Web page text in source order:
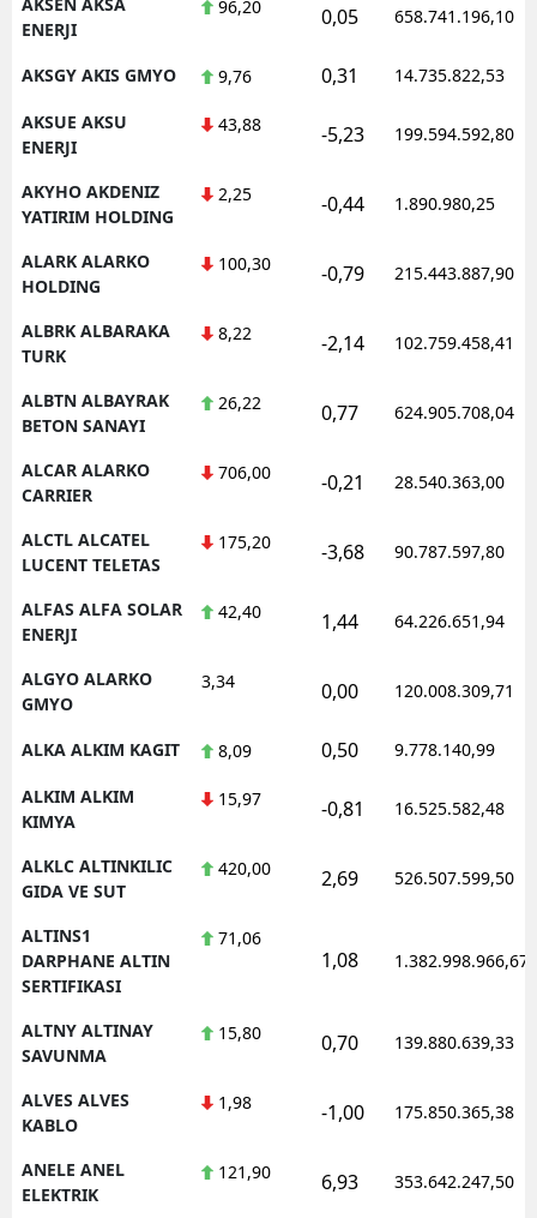
ENERJI
96,20 0,05 658.741.196,10
AKSGY AKIS GMYO 9,76 0,31 14.735.822,53
AKSUE AKSU
ENERJI
43,88 -5,23 199.594.592,80
AKYHO AKDENIZ
YATIRIM HOLDING
2,25 -0,44 1.890.980,25
ALARK ALARKO
HOLDING
100,30 -0,79 215.443.887,90
ALBRK ALBARAKA
TURK
8,22 -2,14 102.759.458,41
ALBTN ALBAYRAK
BETON SANAYI
26,22 0,77 624.905.708,04
ALCAR ALARKO
CARRIER
706,00 -0,21 28.540.363,00
ALCTL ALCATEL
LUCENT TELETAS
175,20 -3,68 90.787.597,80
ALFAS ALFA SOLAR
ENERJI
42,40 1,44 64.226.651,94
ALGYO ALARKO
GMYO
3,34 0,00 120.008.309,71
ALKA ALKIM KAGIT 8,09 0,50 9.778.140,99
ALKIM ALKIM
KIMYA
15,97 -0,81 16.525.582,48
ALKLC ALTINKILIC
GIDA VE SUT
420,00 2,69 526.507.599,50
ALTINS1
DARPHANE ALTIN
SERTIFIKASI
71,06
1,08 1.382.998.966,67
ALTNY ALTINAY
SAVUNMA
15,80 0,70 139.880.639,33
ALVES ALVES
KABLO
1,98 -1,00 175.850.365,38
ANELE ANEL
ELEKTRIK
121,90 6,93 353.642.247,50